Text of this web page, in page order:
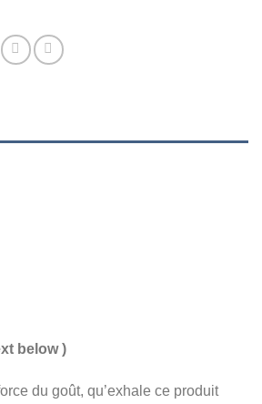
below )
du goût, qu’exhale ce produit